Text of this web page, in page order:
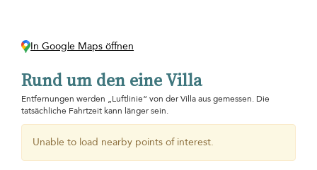
In Google Maps öffnen
Rund um den eine Villa
Entfernungen werden „Luftlinie“ von der Villa aus gemessen. Die
tatsächliche Fahrtzeit kann länger sein.
Unable to load nearby points of interest.